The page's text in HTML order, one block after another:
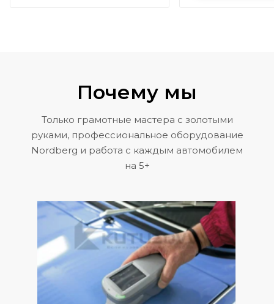
Почему мы
Только грамотные мастера с золотыми
руками, профессиональное оборудование
Nordberg и работа с каждым автомобилем
на 5+